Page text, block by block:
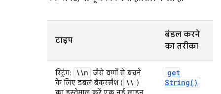
टाइप
बंडल करने
का तरीका
स्ट्रिंग: \\n जैसे वर्णों से बचने
के लिए डबल बैकस्लैश ( \\ )
get
String( )